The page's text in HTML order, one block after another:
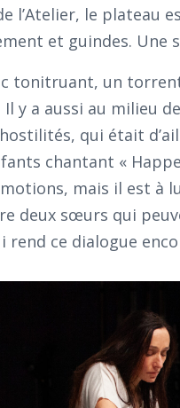
l’Atelier, le plateau
et guindes. Une
tonitruant, un
Il y a aussi au milieu
qui était
chantant «
mais il est à
deux sœurs qui
rend ce dialogue